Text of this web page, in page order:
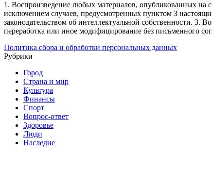
1. Воспроизведение любых материалов, опубликованных на
исключением случаев, предусмотренных пунктом 3
законодательством об интеллектуальной собственности. 3.
переработка или иное модифицирование без письменного
Политика сбора и обработки персональных данных
Рубрики
Город
Страна и мир
Культура
Финансы
Спорт
Вопрос-ответ
Здоровье
Люди
Наследие